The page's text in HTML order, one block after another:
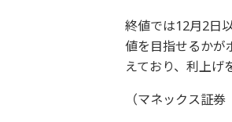
終値では12月2日
値を目指せるかが
えており、利上げ
（マネックス証